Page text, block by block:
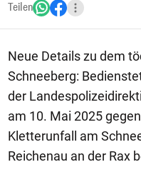
Teilen
Neue Details zu dem
Schneeberg:
der
am 10. Mai 2025
Kletterunfall am
Reichenau an der Rax